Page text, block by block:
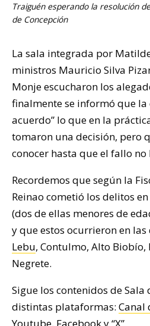
Traiguén esperando la resolución
de Concepción
La sala integrada por
ministros Mauricio Silva
Monje escucharon los
finalmente se informó que la
acuerdo” lo que en la
tomaron una decisión, pero
conocer hasta que el fallo
Recordemos que según la
Reinao cometió los delitos
(dos de ellas menores de
y que estos ocurrieron en las
Lebu, Contulmo, Alto Biobío,
Negrete.
Sigue los contenidos de Sala
distintas plataformas: Canal